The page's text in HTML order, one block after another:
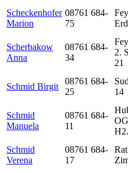
Scheckenhofer
Marion
08761 684-
75
Scherbakow
Anna
08761 684-
34
2.
21
Schmid Birgit
08761 684-
25
14
Schmid
Manuela
08761 684-
11
Schmid
Verena
08761 684-
17